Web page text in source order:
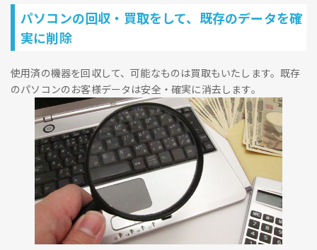
パソコンの回収・買取をして、既存のデータを確
実に削除
使用済の機器を回収して、可能なものは買取もいたします。既存
のパソコンのお客様データは安全・確実に消去します。